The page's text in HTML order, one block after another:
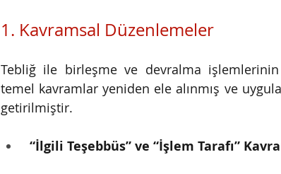
1. Kavramsal Düzenlemeler
Tebliğ ile birleşme ve devralma işlemlerinin
temel kavramlar yeniden ele alınmış ve
getirilmiştir.
“İlgili Teşebbüs” ve “İşlem Tarafı”